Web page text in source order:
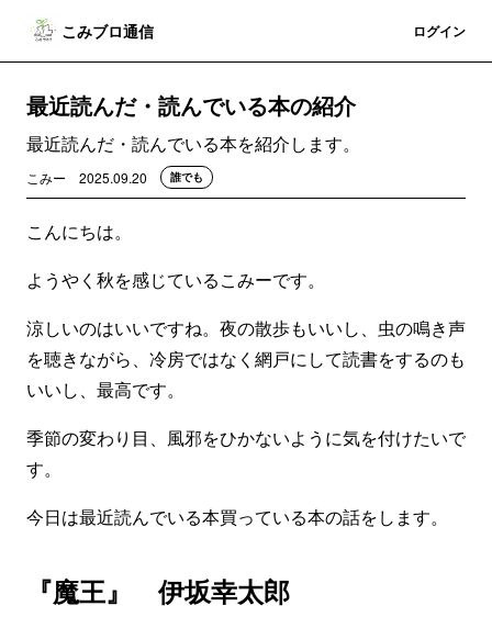
こみブロ通信 ログイン
最近読んだ・読んでいる本の紹介
最近読んだ・読んでいる本を紹介します。
こみー 2025.09.20 誰でも
こんにちは。
ようやく秋を感じているこみーです。
涼しいのはいいですね。夜の散歩もいいし、虫の鳴き声
を聴きながら、冷房ではなく網戸にして読書をするのも
いいし、最高です。
季節の変わり目、風邪をひかないように気を付けたいで
す。
今日は最近読んでいる本買っている本の話をします。
『魔王』 伊坂幸太郎